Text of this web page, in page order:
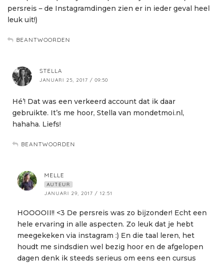
persreis – de Instagramdingen zien er in ieder geval heel
leuk uit!)
BEANTWOORDEN
STELLA
JANUARI 25, 2017 / 09:50
Hé’! Dat was een verkeerd account dat ik daar
gebruikte. It’s me hoor, Stella van mondetmoi.nl,
hahaha. Liefs!
BEANTWOORDEN
MELLE
AUTEUR
JANUARI 29, 2017 / 12:51
HOOOOII!! <3 De persreis was zo bijzonder! Echt een
hele ervaring in alle aspecten. Zo leuk dat je hebt
meegekeken via instagram :) En die taal leren, het
houdt me sindsdien wel bezig hoor en de afgelopen
dagen denk ik steeds serieus om eens een cursus